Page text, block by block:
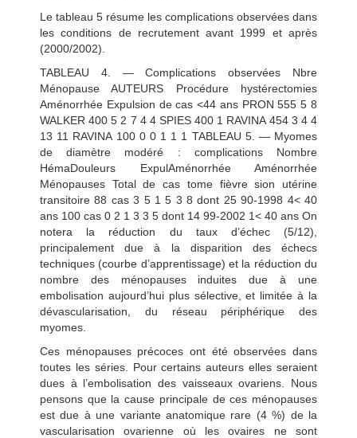
Le tableau 5 résume les complications observées dans
les conditions de recrutement avant 1999 et après
(2000/2002).
TABLEAU 4. — Complications observées Nbre
Ménopause AUTEURS Procédure hystérectomies
Aménorrhée Expulsion de cas <44 ans PRON 555 5 8
WALKER 400 5 2 7 4 4 SPIES 400 1 RAVINA 454 3 4 4
13 11 RAVINA 100 0 0 1 1 1 TABLEAU 5. — Myomes
de diamètre modéré : complications Nombre
HémaDouleurs ExpulAménorrhée Aménorrhée
Ménopauses Total de cas tome fièvre sion utérine
transitoire 88 cas 3 5 1 5 3 8 dont 25 90-1998 4< 40
ans 100 cas 0 2 1 3 3 5 dont 14 99-2002 1< 40 ans On
notera la réduction du taux d’échec (5/12),
principalement due à la disparition des échecs
techniques (courbe d’apprentissage) et la réduction du
nombre des ménopauses induites due à une
embolisation aujourd’hui plus sélective, et limitée à la
dévascularisation, du réseau périphérique des
myomes.
Ces ménopauses précoces ont été observées dans
toutes les séries. Pour certains auteurs elles seraient
dues à l’embolisation des vaisseaux ovariens. Nous
pensons que la cause principale de ces ménopauses
est due à une variante anatomique rare (4 %) de la
vascularisation ovarienne où les ovaires ne sont